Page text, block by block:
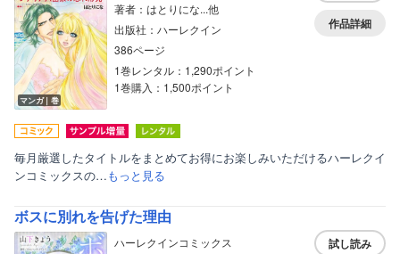
マンガ｜巻
著者：はとりにな...他
出版社：ハーレクイン
386ページ
1巻レンタル：1,290ポイント
1巻購入：1,500ポイント
作品詳細
毎月厳選したタイトルをまとめてお得にお楽しみいただけるハーレクイ
ンコミックスの…もっと見る
ボスに別れを告げた理由
ハーレクインコミックス
試し読み